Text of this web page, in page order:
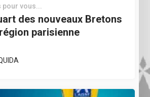
pour vous...
des nouveaux Bretons
parisienne